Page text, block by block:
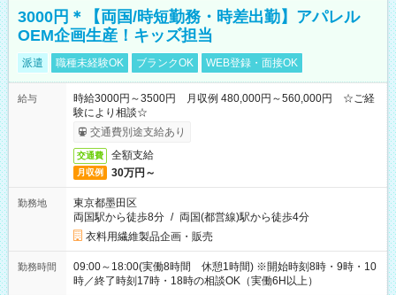
3000円＊【両国/時短勤務・時差出勤】アパレル
OEM企画生産！キッズ担当
派遣 職種未経験OK ブランクOK WEB登録・面接OK
給与
時給3000円～3500円 月収例 480,000円～560,000円 ☆ご経
験により相談☆
交通費別途支給あり
交通費 全額支給
月収例 30万円～
勤務地
東京都墨田区
両国駅から徒歩8分 / 両国(都営線)駅から徒歩4分
衣料用繊維製品企画・販売
勤務時間
09:00～18:00(実働8時間 休憩1時間) ※開始時刻8時・9時・10
時／終了時刻17時・18時の相談OK（実働6H以上）